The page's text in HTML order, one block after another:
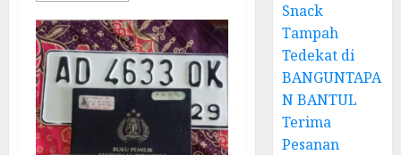
Snack
Tampah
Tedekat di
BANGUNTAPA
N BANTUL
Terima
Pesanan